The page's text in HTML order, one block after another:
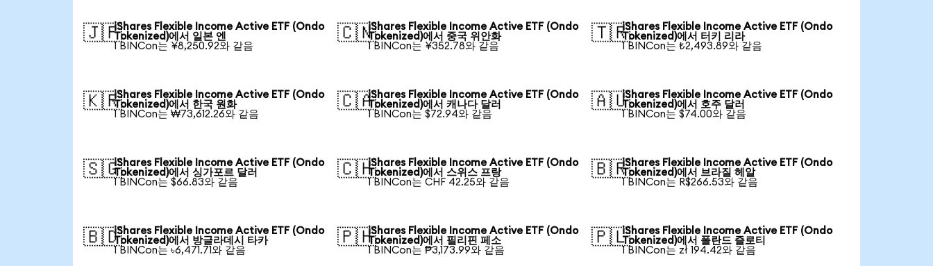
🇯🇵iShares Flexible Income Active ETF (Ondo
Tokenized)에서 일본 엔
1 BINCon는 ¥8,250.92와 같음
🇨🇳iShares Flexible Income Active ETF (Ondo
Tokenized)에서 중국 위안화
1 BINCon는 ¥352.78와 같음
🇹🇷iShares Flexible Income Active ETF (Ondo
Tokenized)에서 터키 리라
1 BINCon는 ₺2,493.89와 같음
🇰🇷iShares Flexible Income Active ETF (Ondo
Tokenized)에서 한국 원화
1 BINCon는 ₩73,612.26와 같음
🇨🇦iShares Flexible Income Active ETF (Ondo
Tokenized)에서 캐나다 달러
1 BINCon는 $72.94와 같음
🇦🇺iShares Flexible Income Active ETF (Ondo
Tokenized)에서 호주 달러
1 BINCon는 $74.00와 같음
🇸🇬iShares Flexible Income Active ETF (Ondo
Tokenized)에서 싱가포르 달러
1 BINCon는 $66.83와 같음
🇨🇭iShares Flexible Income Active ETF (Ondo
Tokenized)에서 스위스 프랑
1 BINCon는 CHF 42.25와 같음
🇧🇷iShares Flexible Income Active ETF (Ondo
Tokenized)에서 브라질 헤알
1 BINCon는 R$266.53와 같음
🇧🇩iShares Flexible Income Active ETF (Ondo
Tokenized)에서 방글라데시 타카
1 BINCon는 ৳6,471.71와 같음
🇵🇭iShares Flexible Income Active ETF (Ondo
Tokenized)에서 필리핀 페소
1 BINCon는 ₱3,173.99와 같음
🇵🇱iShares Flexible Income Active ETF (Ondo
Tokenized)에서 폴란드 즐로티
1 BINCon는 zł 194.42와 같음